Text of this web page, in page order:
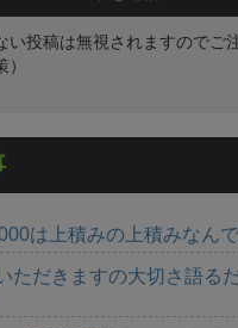
い投稿は無視されますのでご
は上積みの上積みなん
ただきますの大切さ語る